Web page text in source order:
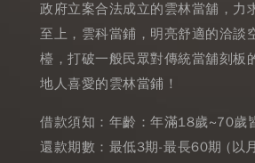
政府立案合法成立的雲林當舖，力
至上，雲科當鋪，明亮舒適的洽談
檯，打破一般民眾對傳統當舖刻板
地人喜愛的雲林當鋪！
借款須知：年齡：年滿18歲~70歲
還款期數：最低3期-最長60期 (以